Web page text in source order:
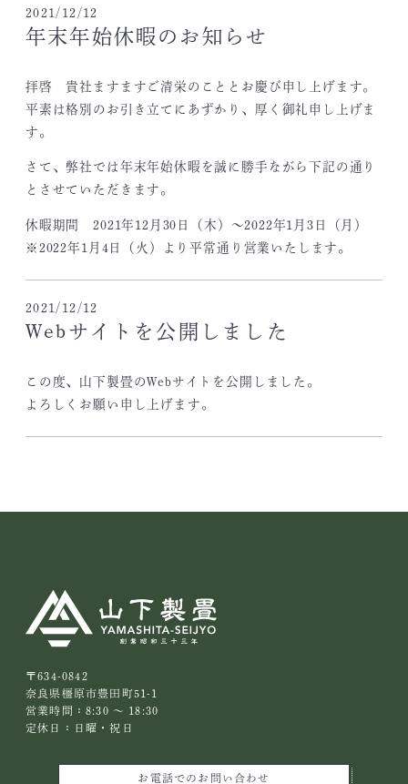
2021/12/12
年末年始休暇のお知らせ
拝啓 貴社ますますご清栄のこととお慶び申し上げます。
平素は格別のお引き立てにあずかり、厚く御礼申し上げま
す。
さて、弊社では年末年始休暇を誠に勝手ながら下記の通り
とさせていただきます。
休暇期間 2021年12月30日（木）～2022年1月3日（月）
※2022年1月4日（火）より平常通り営業いたします。
2021/12/12
Webサイトを公開しました
この度、山下製畳のWebサイトを公開しました。
よろしくお願い申し上げます。
〒634-0842
奈良県橿原市豊田町51-1
営業時間：8:30 ～ 18:30
定休日：日曜・祝日
お電話でのお問い合わせ